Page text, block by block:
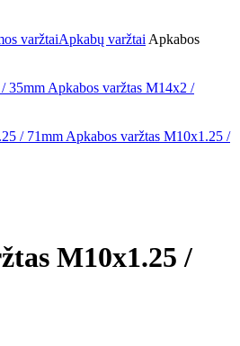
varžtaiApkabų varžtai Apkabos
Apkabos varžtas M14x2 /
Apkabos varžtas M10x1.25 /
M10x1.25 /